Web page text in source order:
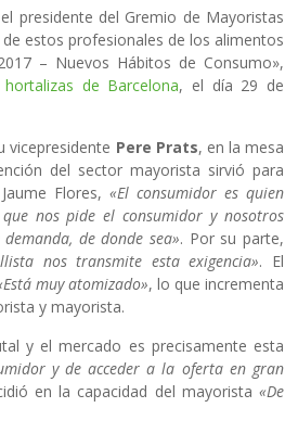
presidente del Gremio de Mayoristas
estos profesionales de los alimentos
– Nuevos Hábitos de Consumo»,
de Barcelona, ​​el día 29 de
vicepresidente Pere Prats, en la mesa
del sector mayorista sirvió para
Flores,«El consumidor es quien
nos pide el consumidor y nosotros
de donde sea». Por su parte,
nos transmite esta exigencia». El
muy atomizado», lo que incrementa
y mayorista.
y el mercado es precisamente esta
y de acceder a la oferta en gran
en la capacidad del mayorista «De